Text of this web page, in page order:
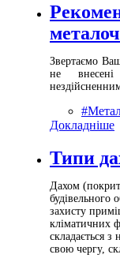
Звертаємо
не
Докладніше
Типи
Дахом
будівельного
захисту
кліматичних
складається з
свою чергу,